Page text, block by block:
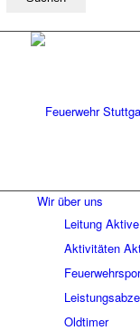
Wir über uns
Leitung Aktive
Aktivitäten
Oldtimer